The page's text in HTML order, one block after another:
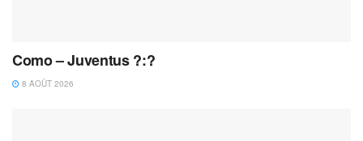
Como – Juventus ?:?
8 AOÛT 2026